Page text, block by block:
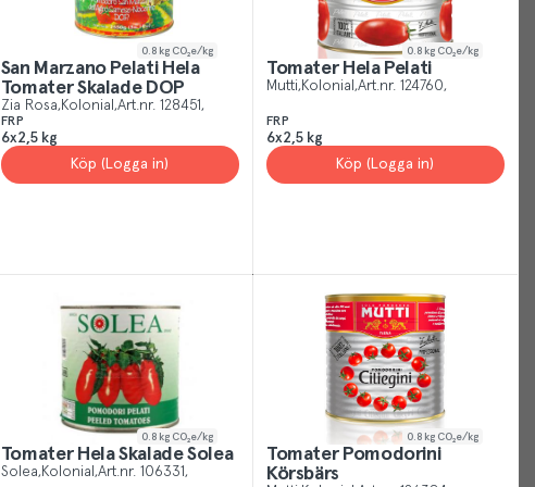
0.8 kg CO₂e/kg
San Marzano Pelati Hela
Tomater Skalade DOP
Zia Rosa Kolonial Art.nr. 128451
FRP
6x2,5 kg
Köp (Logga in)
0.8 kg CO₂e/kg
Tomater Hela Pelati
Mutti Kolonial Art.nr. 124760
FRP
6x2,5 kg
Köp (Logga in)
0.8 kg CO₂e/kg
Tomater Hela Skalade Solea
Solea Kolonial Art.nr. 106331
0.8 kg CO₂e/kg
Tomater Pomodorini
Körsbärs
Cookies
Just
like
sites,
we
give
you
the
best
experience
possible,
helping